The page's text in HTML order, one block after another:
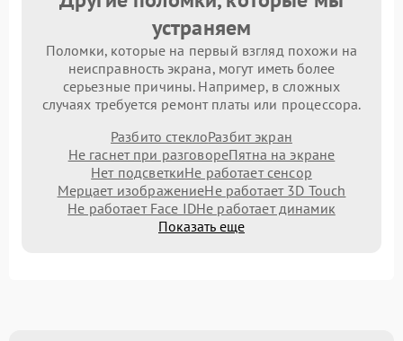
устраняем
Поломки, которые на первый взгляд похожи на
неисправность экрана, могут иметь более
серьезные причины. Например, в сложных
случаях требуется ремонт платы или процессора.
Разбито стеклоРазбит экран
Не гаснет при разговореПятна на экране
Нет подсветкиНе работает сенсор
Мерцает изображениеНе работает 3D Touch
Не работает Face IDНе работает динамик
Показать еще